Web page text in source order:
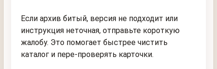
Если архив битый, версия не подходит или
инструкция неточная, отправьте короткую
жалобу. Это помогает быстрее чистить
каталог и пере-проверять карточки.